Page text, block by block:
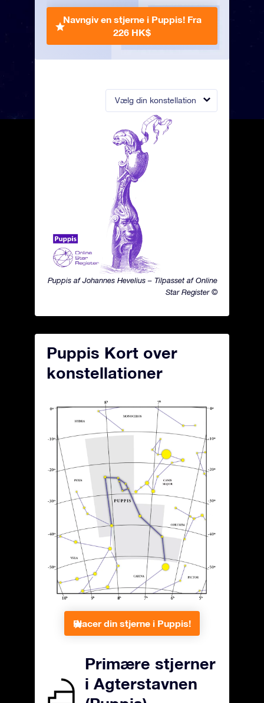
Vælg din konstellation
Puppis af Johannes Hevelius – Tilpasset af Online
Star Register ©
Navngiv en stjerne i Puppis! Fra
226 HK$
Puppis Kort over
konstellationer
Placer din stjerne i Puppis!
Primære stjerner
i Agterstavnen